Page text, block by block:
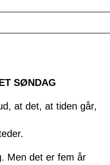
SØNDAG
at det, at tiden går,
Men det er fem år